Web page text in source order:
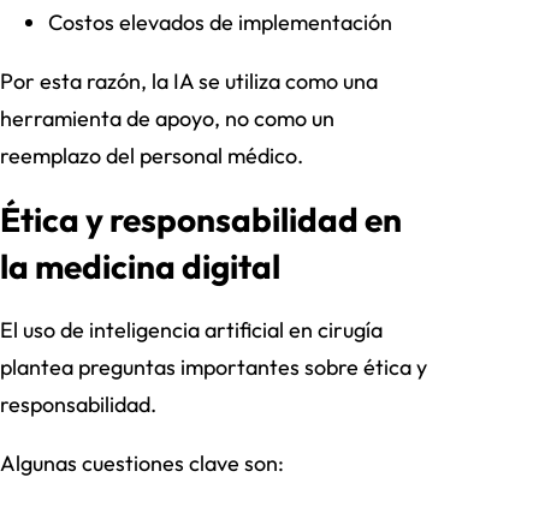
Costos elevados de implementación
Por esta razón, la IA se utiliza como una
herramienta de apoyo, no como un
reemplazo del personal médico.
Ética y responsabilidad en
la medicina digital
El uso de inteligencia artificial en cirugía
plantea preguntas importantes sobre ética y
responsabilidad.
Algunas cuestiones clave son: